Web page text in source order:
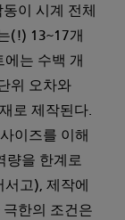
이 시계 전체
(!) 13~17개
는 수백 개
위 오차와
로 제작된다.
이즈를 이해
량을 한계로
고), 제작에
한의 조건은